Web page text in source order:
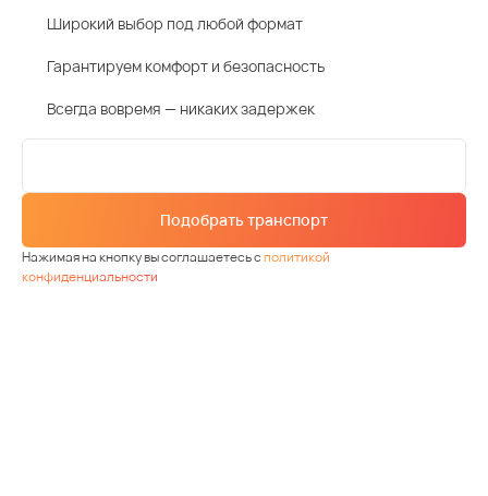
Широкий выбор под любой формат
Гарантируем комфорт и безопасность
Всегда вовремя — никаких задержек
Подобрать транспорт
Нажимая на кнопку вы соглашаетесь сполитикой
конфиденциальности